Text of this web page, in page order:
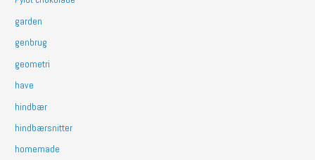
garden
genbrug
geometri
have
hindbær
hindbærsnitter
homemade